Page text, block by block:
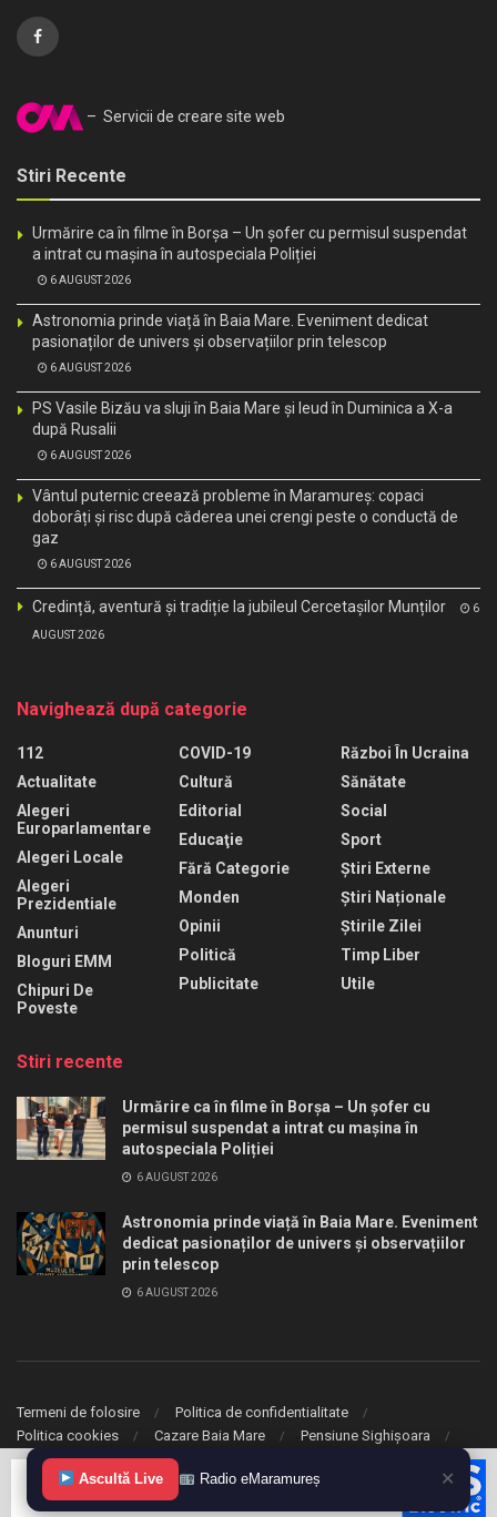
– Servicii de creare site web
Stiri Recente
Urmărire ca în filme în Borșa – Un șofer cu permisul suspendat
a intrat cu mașina în autospeciala Poliției
6 AUGUST 2026
Astronomia prinde viață în Baia Mare. Eveniment dedicat
pasionaților de univers și observațiilor prin telescop
6 AUGUST 2026
PS Vasile Bizău va sluji în Baia Mare și Ieud în Duminica a X-a
după Rusalii
6 AUGUST 2026
Vântul puternic creează probleme în Maramureș: copaci
doborâți și risc după căderea unei crengi peste o conductă de
gaz
6 AUGUST 2026
Credință, aventură și tradiție la jubileul Cercetașilor Munților 6
AUGUST 2026
Navighează după categorie
112
Actualitate
Alegeri
Europarlamentare
Alegeri Locale
Alegeri
Prezidentiale
Anunturi
Bloguri EMM
Chipuri De
Poveste
COVID-19
Cultură
Editorial
Educaţie
Fără Categorie
Monden
Opinii
Politică
Publicitate
Război În Ucraina
Sănătate
Social
Sport
Știri Externe
Știri Naționale
Știrile Zilei
Timp Liber
Utile
Stiri recente
Urmărire ca în filme în Borșa – Un șofer cu
permisul suspendat a intrat cu mașina în
autospeciala Poliției
6 AUGUST 2026
Astronomia prinde viață în Baia Mare. Eveniment
dedicat pasionaților de univers și observațiilor
prin telescop
6 AUGUST 2026
Termeni de folosire
Politica de confidentialitate
Politica cookies
Cazare Baia Mare Pensiune Sighișoara
© 2020 eMaramures. Toate drepturile rezervate.
Ascultă Live Radio eMaramureș ✕